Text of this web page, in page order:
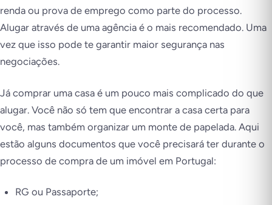
renda ou prova de emprego como parte do processo.
Alugar através de uma agência é o mais recomendado. Uma
vez que isso pode te garantir maior segurança nas
negociações.
Já comprar uma casa é um pouco mais complicado do que
alugar. Você não só tem que encontrar a casa certa para
você, mas também organizar um monte de papelada. Aqui
estão alguns documentos que você precisará ter durante o
processo de compra de um imóvel em Portugal:
RG ou Passaporte;